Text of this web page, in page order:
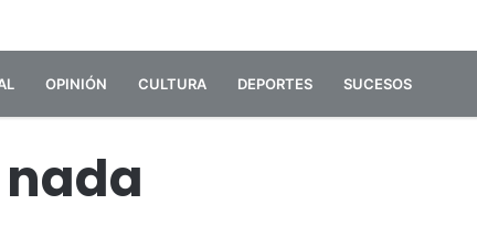
OPINIÓN CULTURA DEPORTES SUCESOS